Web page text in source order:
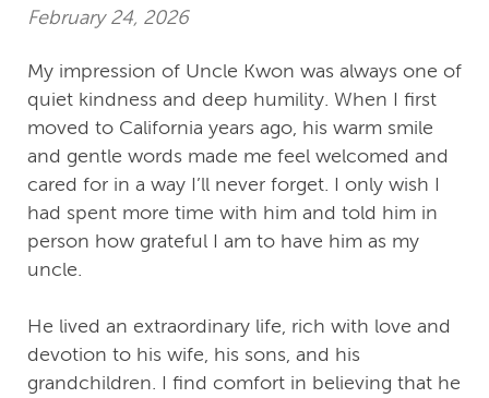
February 24, 2026
My impression of Uncle Kwon was always one of
quiet kindness and deep humility. When I first
moved to California years ago, his warm smile
and gentle words made me feel welcomed and
cared for in a way I’ll never forget. I only wish I
had spent more time with him and told him in
person how grateful I am to have him as my
uncle.
He lived an extraordinary life, rich with love and
devotion to his wife, his sons, and his
grandchildren. I find comfort in believing that he